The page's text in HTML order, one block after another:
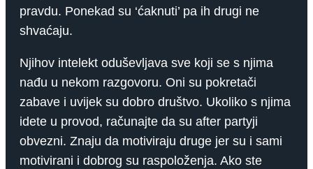
pravdu. Ponekad su ‘ćaknuti’ pa ih drugi ne
shvaćaju.
Njihov intelekt oduševljava sve koji se s njima
nađu u nekom razgovoru. Oni su pokretači
zabave i uvijek su dobro društvo. Ukoliko s njima
idete u provod, računajte da su after partyji
obvezni. Znaju da motiviraju druge jer su i sami
motivirani i dobrog su raspoloženja. Ako ste